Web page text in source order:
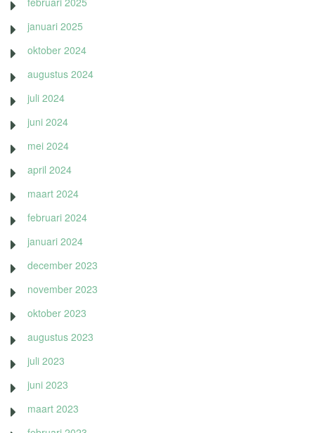
januari 2025
oktober 2024
augustus 2024
juli 2024
juni 2024
mei 2024
april 2024
maart 2024
februari 2024
januari 2024
december 2023
november 2023
oktober 2023
augustus 2023
juli 2023
juni 2023
maart 2023